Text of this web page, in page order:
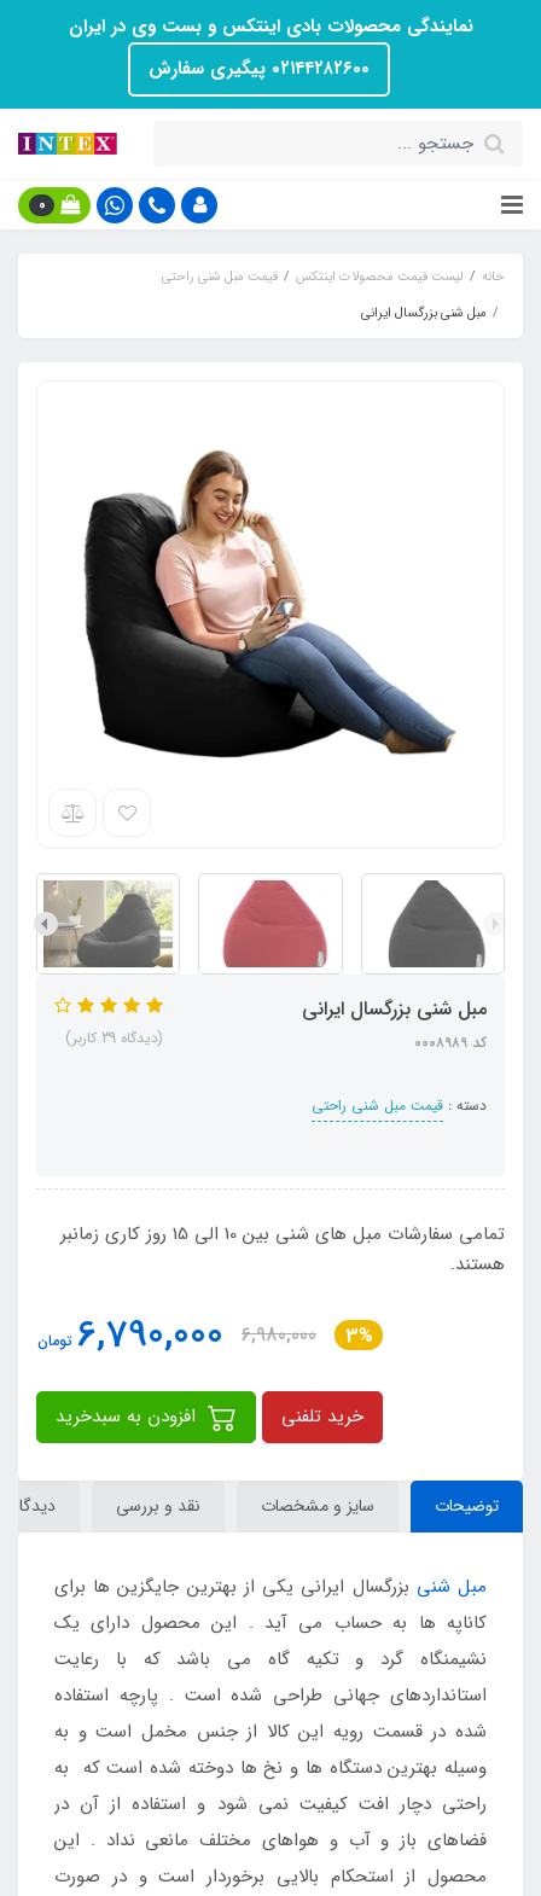
نمایندگی محصولات بادی اینتکس و بست وی در ایران
۰۲۱۴۴۲۸۲۶۰۰ پیگیری سفارش
0
خانه لیست قیمت محصولات اینتکس
قیمت مبل شنی راحتی
مبل شنی بزرگسال ایرانی
مبل شنی بزرگسال ایرانی
کد ۰۰۰۸۹۸۹
دسته : قیمت مبل شنی راحتی
(دیدگاه 39 کاربر)
تمامی سفارشات مبل های شنی بین 10 الی 15 روز کاری زمانبر
هستند.
3%
6,980,000
6,790,000 تومان
خرید تلفنی
توضیحات سایز و مشخصات نقد و بررسی
مبل شنی بزرگسال ایرانی یکی از بهترین جایگزین ها برای
کاناپه ها به حساب می آید . این محصول دارای یک
نشیمنگاه گرد و تکیه گاه می باشد که با رعایت
استانداردهای جهانی طراحی شده است . پارچه استفاده
شده در قسمت رویه این کالا از جنس مخمل است و به
وسیله بهترین دستگاه ها و نخ ها دوخته شده است که به
راحتی دچار افت کیفیت نمی شود و استفاده از آن در
فضاهای باز و آب و هواهای مختلف مانعی نداد . این
محصول از استحکام بالایی برخوردار است و در صورت